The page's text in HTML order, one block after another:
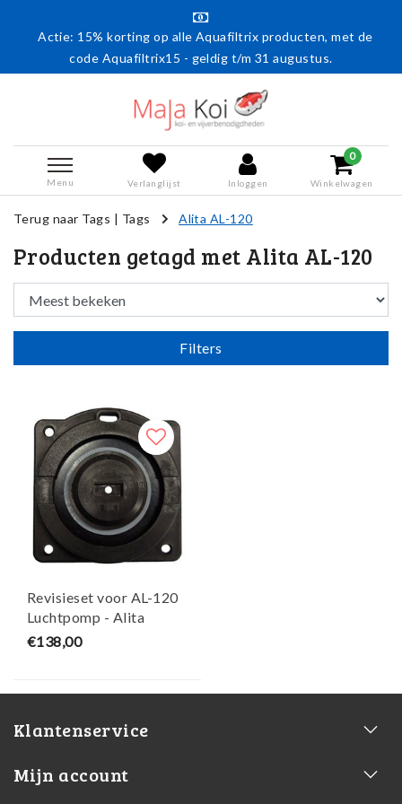
Actie: 15% korting op alle Aquafiltrix producten, met de
code Aquafiltrix15 - geldig t/m 31 augustus.
Menu Verlanglijst Inloggen
0
Winkelwagen
Terug naar Tags | Tags Alita AL-120
Producten getagd met Alita AL-120
Filters
Revisieset voor AL-120
Luchtpomp - Alita
€138,00
Klantenservice
Mijn account